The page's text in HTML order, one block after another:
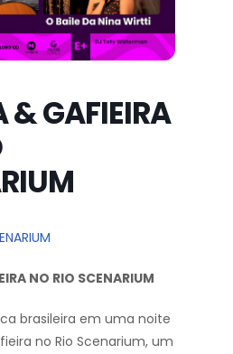
& GAFIEIRA
NO RIO SCENARIUM
brasileira em uma noite
no Rio Scenarium, um